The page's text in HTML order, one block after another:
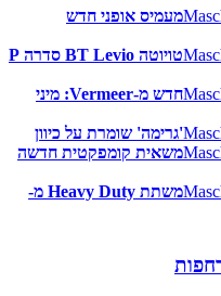
מעמיס אופני חדש
טויוטה BT Levio סדרה P
חדש מ-Vermeer: מיני
'גרימה' שומרת על כיוון
משאית קומפקטית חדשה
משתת Heavy Duty מ-